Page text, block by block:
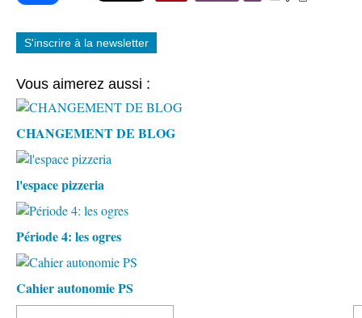
S'inscrire à la newsletter
Vous aimerez aussi :
CHANGEMENT DE BLOG
l'espace pizzeria
Période 4: les ogres
Cahier autonomie PS